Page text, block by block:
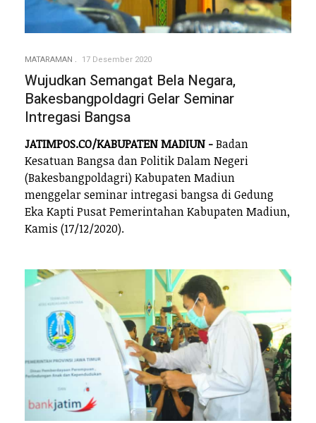
MATARAMAN 17 Desember 2020
Wujudkan Semangat Bela Negara,
Bakesbangpoldagri Gelar Seminar
Intregasi Bangsa
JATIMPOS.CO/KABUPATEN MADIUN -Badan
Kesatuan Bangsa dan Politik Dalam Negeri
(Bakesbangpoldagri) Kabupaten Madiun
menggelar seminar intregasi bangsa di Gedung
Eka Kapti Pusat Pemerintahan Kabupaten Madiun,
Kamis (17/12/2020).